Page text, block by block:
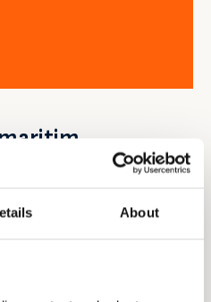
About
Arendalsuka